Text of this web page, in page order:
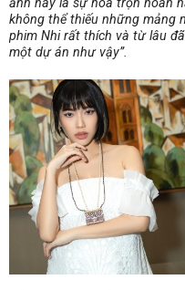
ảnh này là sự hoà trộn hoàn
không thể thiếu những mảng
phim Nhi rất thích và từ lâu
một dự án như vậy”.